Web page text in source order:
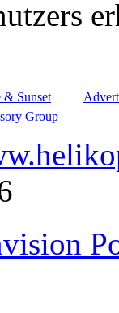
& Sunset
Group